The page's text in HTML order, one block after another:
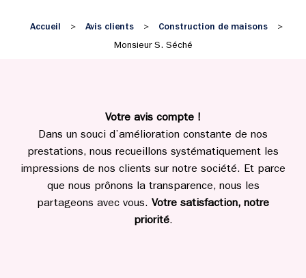
Accueil > Avis clients > Construction de maisons >
Monsieur S. Séché
Votre avis compte !
Dans un souci d’amélioration constante de nos
prestations, nous recueillons systématiquement les
impressions de nos clients sur notre société. Et parce
que nous prônons la transparence, nous les
partageons avec vous. Votre satisfaction, notre
priorité.